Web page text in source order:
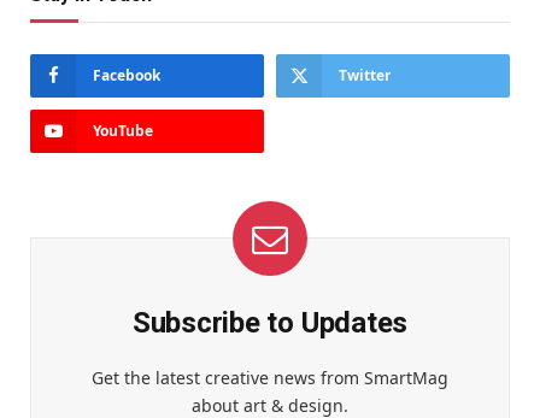
Facebook Twitter
YouTube
Subscribe to Updates
Get the latest creative news from SmartMag
about art & design.